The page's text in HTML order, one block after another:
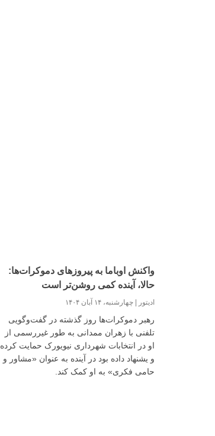
واکنش اوباما به پیروزهای دموکرات‌ها:
حالا، آینده کمی روشن‌تر است
ادیتور چهارشنبه، ۱۴ آبان ۱۴۰۴
رهبر دموکرات‌ها روز گذشته در گفت‌وگویی
تلفنی با زهران ممدانی به طور غیررسمی از
او در انتخابات شهرداری نیویورک حمایت کرده
و یشنهاد داده بود در آینده به عنوان «مشاور و
حامی فکری» به او کمک کند.